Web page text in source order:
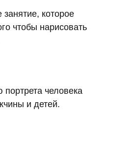
которое
чтобы нарисовать
человека
и детей.